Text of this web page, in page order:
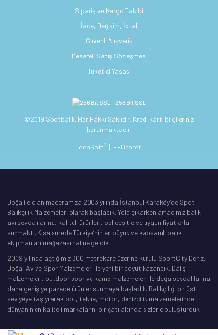
Sipariş ve Kargo Takibi
İade, Değişim, İptal
Güvenli Alışveriş
Mesafeli Satış Sözleşmesi
Tüketici Yasası
256 Bit SSL
©2019 Spotbalik. Her Hakkı Saklıdır. Kredi kartı bilgileriniz
korunmaktadır.
IdeaSoft® | E-Ticaret
Doğa ile olan maceramıza 2003 yılında İstanbul Karaköy’de Spot
Balıkçılık Malzemeleri olarak başladık. Yola çıkarken amacımız balık
avı sevdalılarına, kaliteli ürünleri, bol çeşitle ve uygun fiyatlarla
sunmaktı. Kısa sürede Türkiye’nin en büyük ve kapsamlı balık
ekipmanları mağazası haline geldik.
2009 yılında açtığımız 600 metrekare üzerine kurulu SportCity Deniz,
Doğa, Av ve Spor Malzemeleri ile yeni bir boyut kazandık. Dalış
malzemeleri, outdoor spor ve kamp malzemeleri ile doğa sevdalılarına
daha geniş yelpazede ürünler sunmaya başladık. Balıkçılığı bir üst
seviyeye taşıyrarak bot, tekne, motor, denizcilik malzemelerinde
dünyanın en kaliteli markalarını bir çatı altında sizlerle buluşturduk.